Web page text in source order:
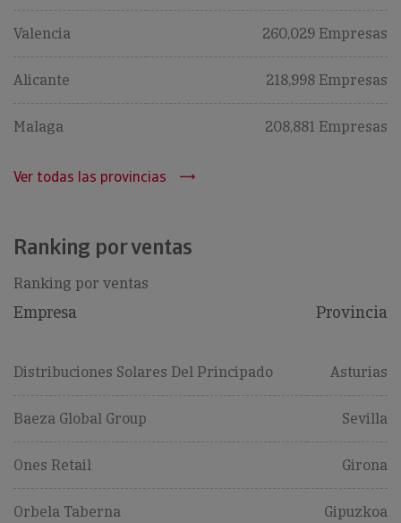
Valencia 260,029 Empresas
Alicante 218,998 Empresas
Malaga 208,881 Empresas
Ver todas las provincias
Ranking por ventas
Ranking por ventas
Empresa Provincia
Distribuciones Solares Del Principado Asturias
Baeza Global Group Sevilla
Ones Retail Girona
Orbela Taberna Gipuzkoa